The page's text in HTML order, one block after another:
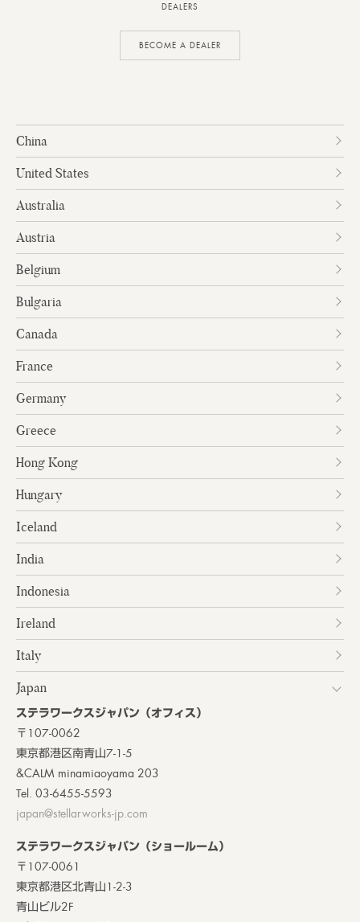
DEALERS
BECOME A DEALER
China
United States
Australia
Austria
Belgium
Bulgaria
Canada
France
Germany
Greece
Hong Kong
Hungary
Iceland
India
Indonesia
Ireland
Italy
Japan
ステラワークスジャパン（オフィス）
〒107-0062
東京都港区南青山7-1-5
&CALM minamiaoyama 203
Tel. 03-6455-5593
japan@stellarworks-jp.com
ステラワークスジャパン（ショールーム）
〒107-0061
東京都港区北青山1-2-3
青山ビル2F